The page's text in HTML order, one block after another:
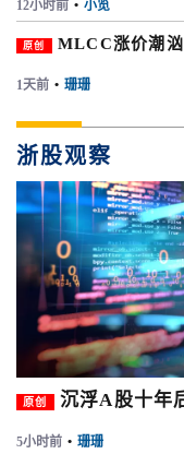
12小时前 • 小览
原创 MLCC涨价潮
1天前 • 珊珊
浙股观察
原创 沉浮A股十年
5小时前 • 珊珊